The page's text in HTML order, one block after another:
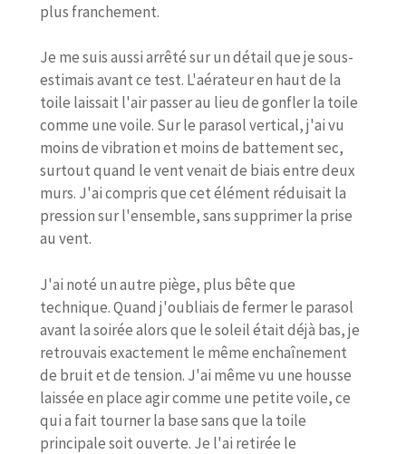
plus franchement.
Je me suis aussi arrêté sur un détail que je sous-
estimais avant ce test. L'aérateur en haut de la
toile laissait l'air passer au lieu de gonfler la toile
comme une voile. Sur le parasol vertical, j'ai vu
moins de vibration et moins de battement sec,
surtout quand le vent venait de biais entre deux
murs. J'ai compris que cet élément réduisait la
pression sur l'ensemble, sans supprimer la prise
au vent.
J'ai noté un autre piège, plus bête que
technique. Quand j'oubliais de fermer le parasol
avant la soirée alors que le soleil était déjà bas, je
retrouvais exactement le même enchaînement
de bruit et de tension. J'ai même vu une housse
laissée en place agir comme une petite voile, ce
qui a fait tourner la base sans que la toile
principale soit ouverte. Je l'ai retirée le